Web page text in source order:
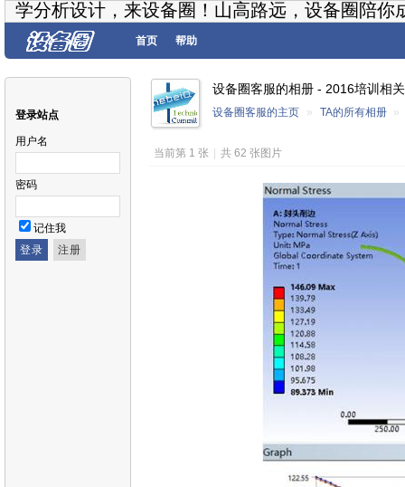
学分析设计，来设备圈！山高路远，设备圈陪你
首页 帮助
登录站点
用户名
密码
记住我
设备圈客服的相册 - 2016培训相关
设备圈客服的主页 » TA的所有相册 »
当前第 1 张 共 62 张图片